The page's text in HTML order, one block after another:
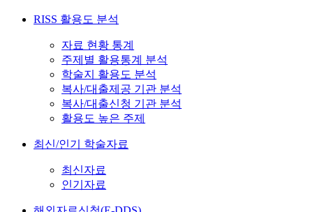
RISS 활용도 분석
자료 현황 통계
주제별 활용통계 분석
학술지 활용도 분석
복사/대출제공 기관 분석
복사/대출신청 기관 분석
활용도 높은 주제
최신/인기 학술자료
최신자료
인기자료